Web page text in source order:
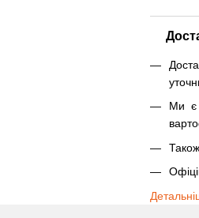
Ми є